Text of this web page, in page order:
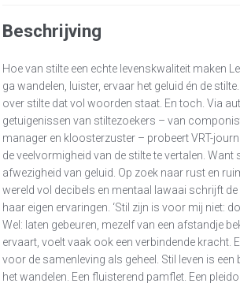
Beschrijving
Hoe van stilte een echte levenskwaliteit maken
ga wandelen, luister, ervaar het geluid én de
over stilte dat vol woorden staat. En toch. Via
getuigenissen van stiltezoekers – van
manager en kloosterzuster – probeert VRT-
de veelvormigheid van de stilte te vertalen. Want
afwezigheid van geluid. Op zoek naar rust en
wereld vol decibels en mentaal lawaai schrijft
haar eigen ervaringen. ‘Stil zijn is voor mij niet:
Wel: laten gebeuren, mezelf van een afstandje
ervaart, voelt vaak ook een verbindende kracht.
voor de samenleving als geheel. Stil leven is een
het wandelen. Een fluisterend pamflet. Een